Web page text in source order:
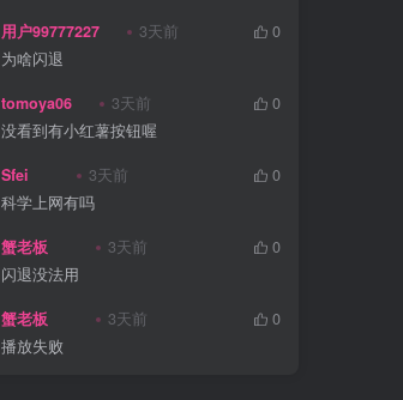
用户99777227 3天前
0
为啥闪退
tomoya06 3天前
0
没看到有小红薯按钮喔
Sfei 3天前
0
科学上网有吗
蟹老板 3天前
0
闪退没法用
蟹老板 3天前
0
播放失败